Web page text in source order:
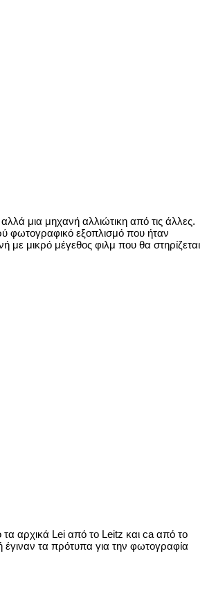
μια μηχανή αλλιώτικη από τις άλλες.
φωτογραφικό εξοπλισμό που ήταν
με μικρό μέγεθος φιλμ που θα στηρίζεται
αρχικά Lei από το Leitz και ca από το
τα πρότυπα για την φωτογραφία